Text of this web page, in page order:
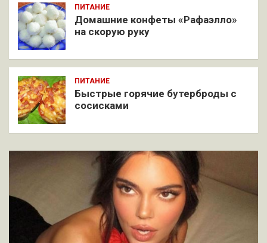
ПИТАНИЕ
Домашние конфеты «Рафаэлло»
на скорую руку
ПИТАНИЕ
Быстрые горячие бутерброды с
сосисками